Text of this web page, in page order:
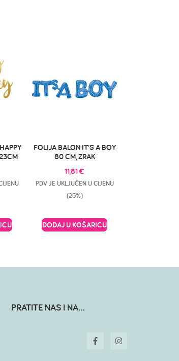
FOLIJA BALON IT’S A BOY
80 CM, ZRAK
11,81€
PDV JE UKLJUČEN U CIJENU
(25%)
DODAJ U KOŠARICU
PRATITE NAS I NA...